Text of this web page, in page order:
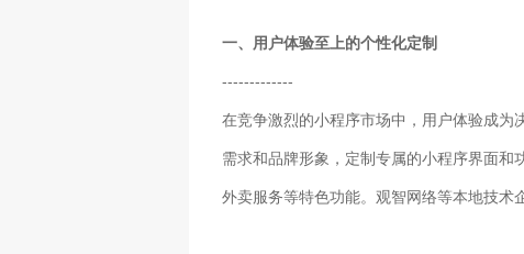
一、用户体验至上的个性化定制
-------------
在竞争激烈的小程序市场中，用户体验成为
需求和品牌形象，定制专属的小程序界面和
外卖服务等特色功能。观智网络等本地技术